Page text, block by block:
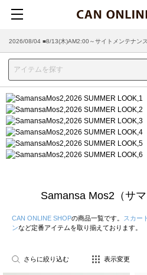
2026/08/04 ■8/13(木)AM2:00～サイトメンテナン
Samansa Mos2（サマ
CAN ONLINE SHOPの商品一覧です。 スカート
ンなど定番アイテムを取り揃えております。
さらに絞り込む 表示変更